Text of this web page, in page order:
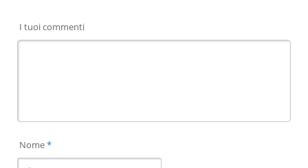
I tuoi commenti
Nome*